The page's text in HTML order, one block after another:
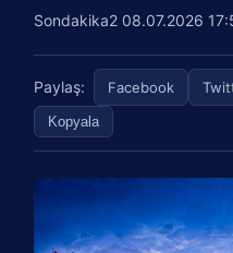
Sondakika2 08.07.2026
Paylaş: Facebook
Kopyala